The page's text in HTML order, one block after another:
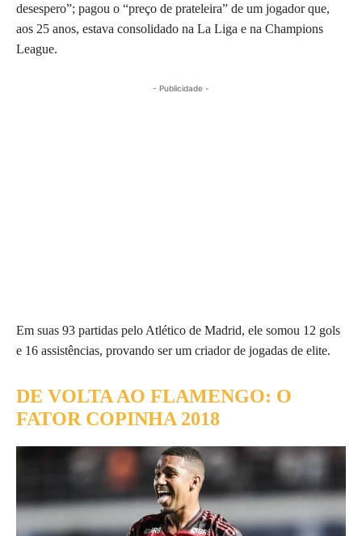
desespero”; pagou o “preço de prateleira” de um jogador que,
aos 25 anos, estava consolidado na La Liga e na Champions
League.
- Publicidade -
Em suas 93 partidas pelo Atlético de Madrid, ele somou 12 gols
e 16 assistências, provando ser um criador de jogadas de elite.
DE VOLTA AO FLAMENGO: O
FATOR COPINHA 2018